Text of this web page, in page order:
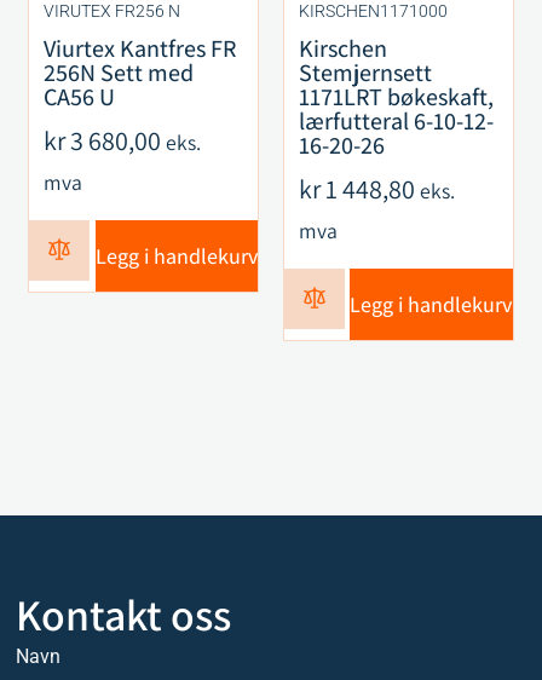
VIRUTEX FR256 N
Viurtex Kantfres FR
256N Sett med
CA56 U
kr3 680,00 eks.
mva
Legg i handlekurv
KIRSCHEN1171000
Kirschen
Stemjernsett
1171LRT bøkeskaft,
lærfutteral 6-10-12-
16-20-26
kr1 448,80 eks.
mva
Legg i handlekurv
Kontakt oss
Navn